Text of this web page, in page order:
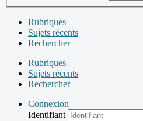
Rubriques
Sujets récents
Rechercher
Rubriques
Sujets récents
Rechercher
Connexion
Identifiant